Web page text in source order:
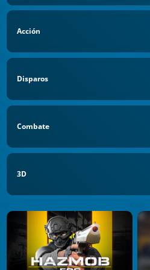
Acción
Disparos
Combate
3D